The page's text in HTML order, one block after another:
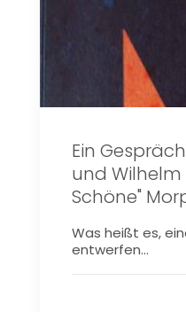
Ein
und Wilhelm
Schöne"
Was heißt es,
entwerfen…